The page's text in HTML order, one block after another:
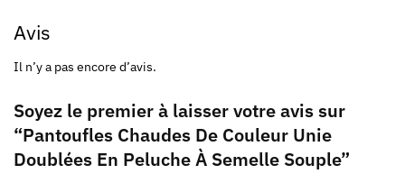
Avis
Il n’y a pas encore d’avis.
Soyez le premier à laisser votre avis sur
“Pantoufles Chaudes De Couleur Unie
Doublées En Peluche À Semelle Souple”